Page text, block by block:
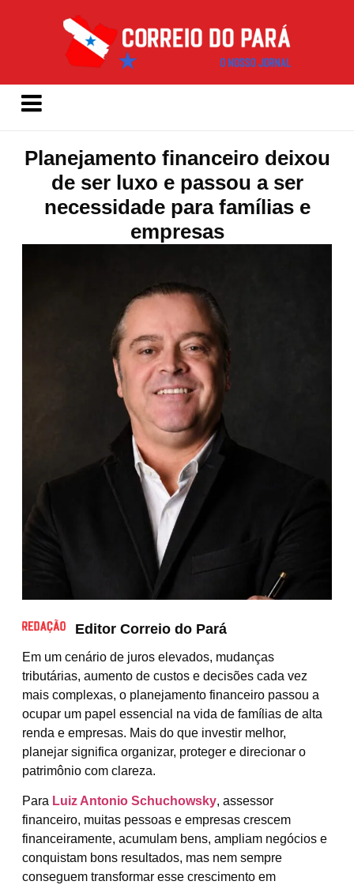
Planejamento financeiro deixou
de ser luxo e passou a ser
necessidade para famílias e
empresas
Editor Correio do Pará
Em um cenário de juros elevados, mudanças
tributárias, aumento de custos e decisões cada vez
mais complexas, o planejamento financeiro passou a
ocupar um papel essencial na vida de famílias de alta
renda e empresas. Mais do que investir melhor,
planejar significa organizar, proteger e direcionar o
patrimônio com clareza.
Para Luiz Antonio Schuchowsky, assessor
financeiro, muitas pessoas e empresas crescem
financeiramente, acumulam bens, ampliam negócios e
conquistam bons resultados, mas nem sempre
conseguem transformar esse crescimento em